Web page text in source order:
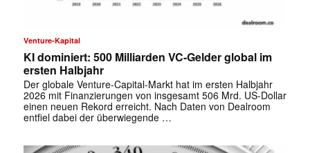
Venture-Kapital
KI dominiert: 500 Milliarden VC-Gelder global im
ersten Halbjahr
Der globale Venture-Capital-Markt hat im ersten Halbjahr
2026 mit Finanzierungen von insgesamt 506 Mrd. US-Dollar
einen neuen Rekord erreicht. Nach Daten von Dealroom
entfiel dabei der überwiegende …